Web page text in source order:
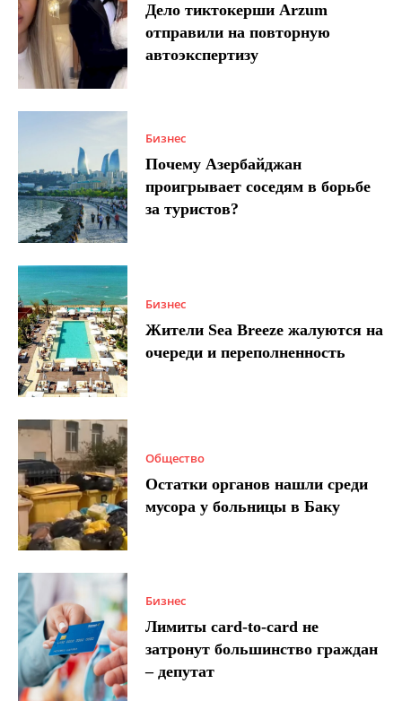
Дело тиктокерши Arzum
отправили на повторную
автоэкспертизу
Бизнес
Почему Азербайджан
проигрывает соседям в борьбе
за туристов?
Бизнес
Жители Sea Breeze жалуются на
очереди и переполненность
Общество
Остатки органов нашли среди
мусора у больницы в Баку
Бизнес
Лимиты card-to-card не
затронут большинство граждан
– депутат